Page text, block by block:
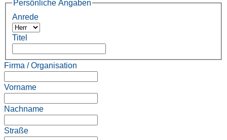
Persönliche Angaben
Anrede
Titel
Firma / Organisation
Vorname
Nachname
Straße